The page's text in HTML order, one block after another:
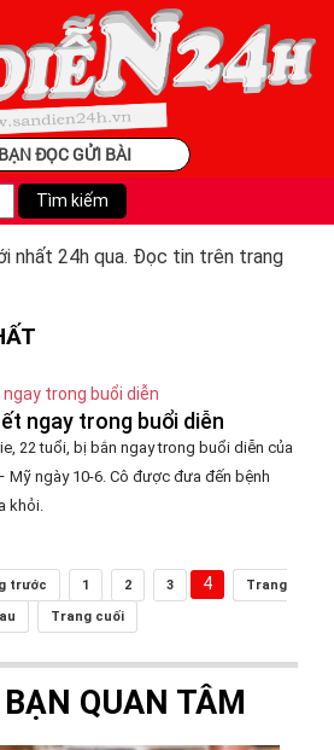
BẠN ĐỌC GỬI BÀI
nhất 24h qua. Đọc tin trên trang
ngay trong buổi diễn
22 tuổi, bị bắn ngay trong buổi diễn của
Mỹ ngày 10-6. Cô được đưa đến bệnh
khỏi.
trước 1 2 3 4
Trang
Trang cuối
QUAN TÂM